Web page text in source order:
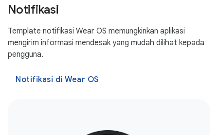
Notifikasi
Template notifikasi Wear OS memungkinkan aplikasi
mengirim informasi mendesak yang mudah dilihat kepada
pengguna.
Notifikasi di Wear OS